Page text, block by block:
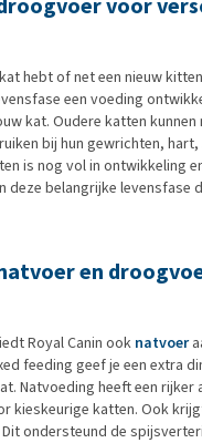
hebt of net een nieuw
een voeding
kat. Oudere katten kunnen
bij hun gewrichten,
is nog vol in ontwikkeling
deze belangrijke levensfase
en
Royal Canin ook natvoer
feeding geef je een extra
Natvoeding heeft een rijker
kieskeurige katten. Ook
ondersteund de